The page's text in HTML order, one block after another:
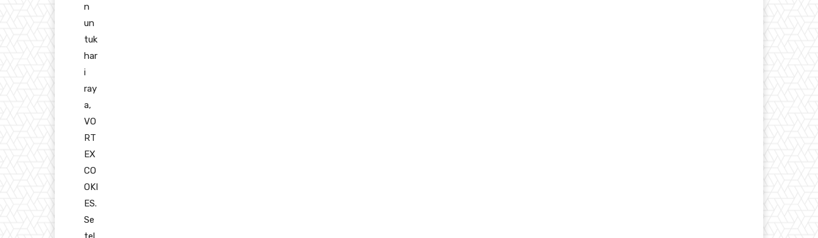
n
un
tuk
har
i
ray
a,
VO
RT
EX
CO
OKI
ES.
Se